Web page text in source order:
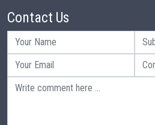
Contact Us